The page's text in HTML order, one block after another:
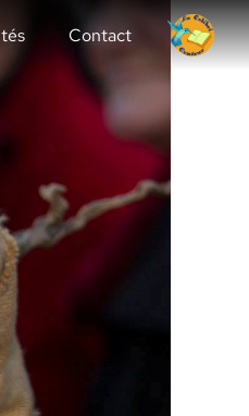
Contact